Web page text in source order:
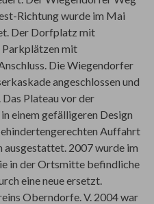
Richtung wurde im Mai
Der Dorfplatz mit
Parkplätzen mit
Die Wiegendorfer
angeschlossen und
Plateau vor der
einem gefälligeren Design
Auffahrt
ausgestattet. 2007 wurde im
in der Ortsmitte befindliche
eine neue ersetzt.
Oberndorfe. V. 2004 war